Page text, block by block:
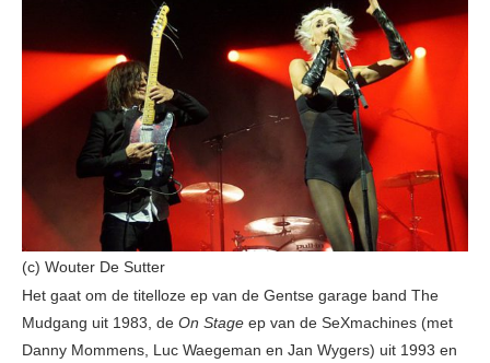
(c) Wouter De Sutter
Het gaat om de titelloze ep van de Gentse garage band The
Mudgang uit 1983, de On Stage ep van de SeXmachines (met
Danny Mommens, Luc Waegeman en Jan Wygers) uit 1993 en